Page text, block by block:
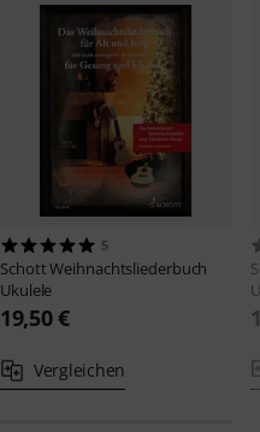
5
SchottWeihnachtsliederbuch
Ukulele
19,50 €
Vergleichen